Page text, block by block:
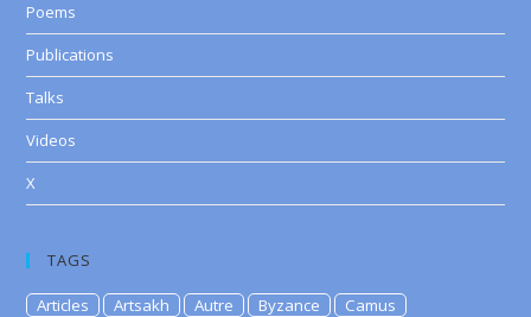
Poems
Publications
Talks
Videos
X
TAGS
Articles Artsakh Autre Byzance
Camus